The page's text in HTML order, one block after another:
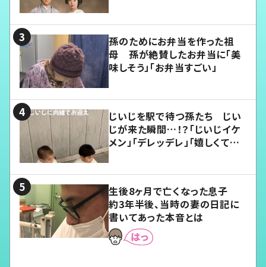
孫のためにお弁当を作った祖
母 孫が絶賛したお弁当に「美
味しそう」「お弁当すごい」
じいじを駅で待つ孫たち じい
じが来た瞬間…！？「じいじイケ
メン」「デレッデレ」「嬉しくて可
生後8ヶ月で亡くなった息子
約3年半後、当時の妻の日記に
書いてあった本音とは